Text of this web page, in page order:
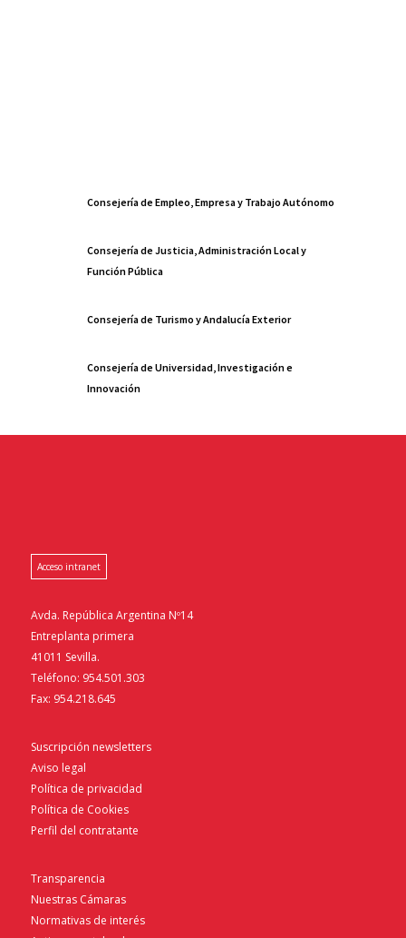
Consejería de Empleo, Empresa y Trabajo Autónomo
Consejería de Justicia, Administración Local y
Función Pública
Consejería de Turismo y Andalucía Exterior
Consejería de Universidad, Investigación e
Innovación
Acceso intranet
Avda. República Argentina Nº14
Entreplanta primera
41011 Sevilla.
Teléfono: 954.501.303
Fax: 954.218.645
Suscripción newsletters
Aviso legal
Política de privacidad
Política de Cookies
Perfil del contratante
Transparencia
Nuestras Cámaras
Normativas de interés